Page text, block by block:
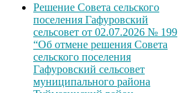
Решение Совета сельского
поселения Гафуровский
сельсовет от 02.07.2026 № 199
“Об отмене решения Совета
сельского поселения
Гафуровский сельсовет
муниципального района